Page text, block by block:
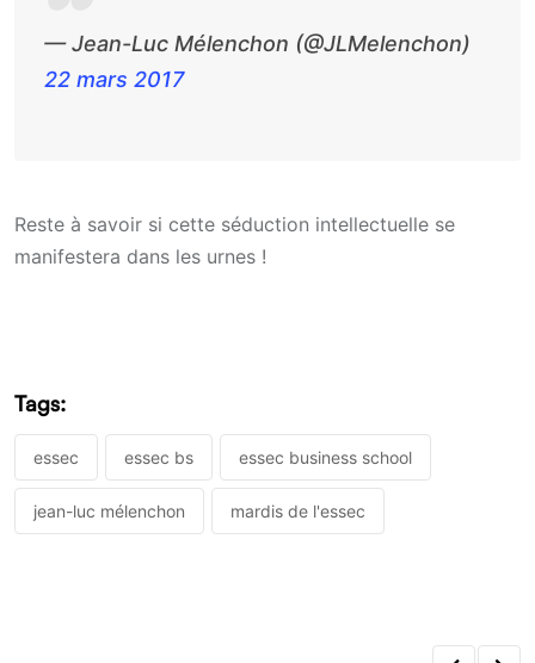
— Jean-Luc Mélenchon (@JLMelenchon)
22 mars 2017
Reste à savoir si cette séduction intellectuelle se
manifestera dans les urnes !
Tags:
essec essec bs essec business school
jean-luc mélenchon mardis de l'essec